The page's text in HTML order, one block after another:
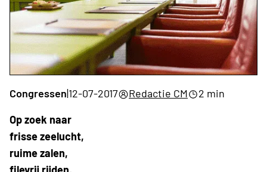
Congressen|12-07-2017 Redactie CM
2 min
Op zoek naar
frisse zeelucht,
ruime zalen,